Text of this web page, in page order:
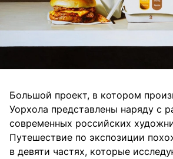
Большой проект, в котором
Уорхола представлены наряду с
современных российских
Путешествие по экспозиции
в девяти частях, которые